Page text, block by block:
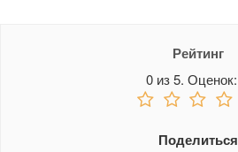
Рейтинг
0из5. Оценок:
Поделиться